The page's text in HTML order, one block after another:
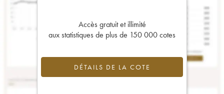
Accès gratuit et illimité
aux statistiques de plus de 150 000 cotes
DÉTAILS DE LA COTE